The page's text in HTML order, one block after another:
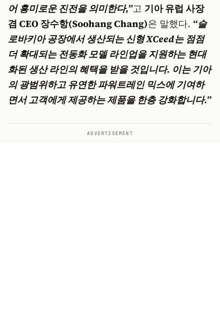
어 흥미로운 진전을 의미한다,”고 기아 유럽 사장
겸 CEO 장수항(Soohang Chang)은 말했다. “슬
로바키아 공장에서 생산되는 신형 XCeed는 점점
더 확대되는 전동화 모델 라인업을 지원하는 현대
화된 생산 라인의 혜택을 받을 것입니다. 이는 기아
의 광범위하고 유연한 파워트레인 믹스에 기여하
면서 고객에게 제공하는 제품을 한층 강화합니다.”
ADVERTISEMENT